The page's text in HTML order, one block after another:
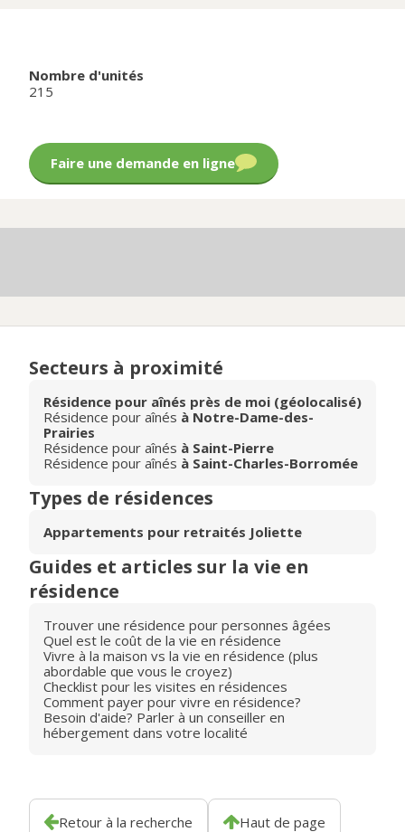
Nombre d'unités
215
Faire une demande en ligne
Secteurs à proximité
Résidence pour aînés près de moi (géolocalisé)
Résidence pour aînés à Notre-Dame-des-
Prairies
Résidence pour aînés à Saint-Pierre
Résidence pour aînés à Saint-Charles-Borromée
Types de résidences
Appartements pour retraités Joliette
Guides et articles sur la vie en
résidence
Trouver une résidence pour personnes âgées
Quel est le coût de la vie en résidence
Vivre à la maison vs la vie en résidence (plus
abordable que vous le croyez)
Checklist pour les visites en résidences
Comment payer pour vivre en résidence?
Besoin d'aide? Parler à un conseiller en
hébergement dans votre localité
Retour à la recherche Haut de page